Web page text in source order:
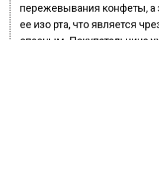
пережевывания конфеты, а
ее изо рта, что является
опасным. Покупательница